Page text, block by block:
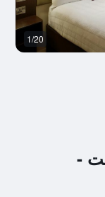
-
1/20